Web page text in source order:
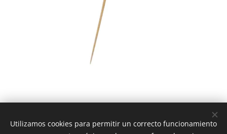
Utilizamos cookies para permitir un correcto funcionamiento